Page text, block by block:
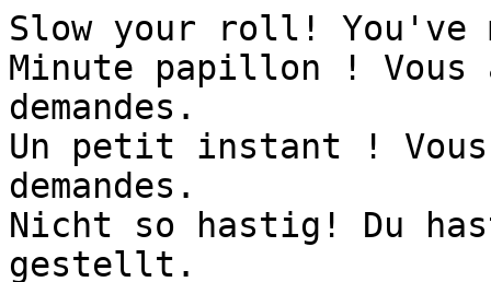
Slow your roll! You've
Minute papillon ! Vous
demandes.
Un petit instant !
demandes.
Nicht so hastig! Du
gestellt.